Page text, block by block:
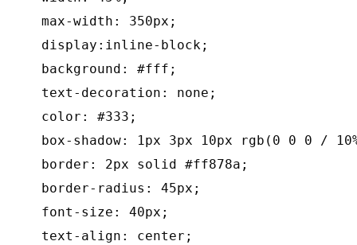
  max-width: 350px;
  display:inline-block;
  background: #fff;
  text-decoration: none;
  color: #333;
box-shadow: 1px 3px 10px rgb(0 0 0 /
  border: 2px solid #ff878a;
  border-radius: 45px;
  font-size: 40px;
  text-align: center;